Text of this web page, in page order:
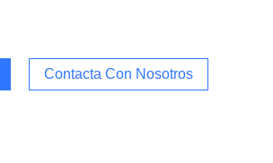
Contacta Con Nosotros